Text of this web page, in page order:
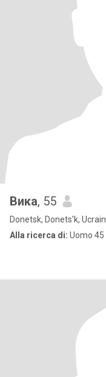
Вика, 55
Donetsk, Donets'k,
Alla ricerca di: Uomo 45